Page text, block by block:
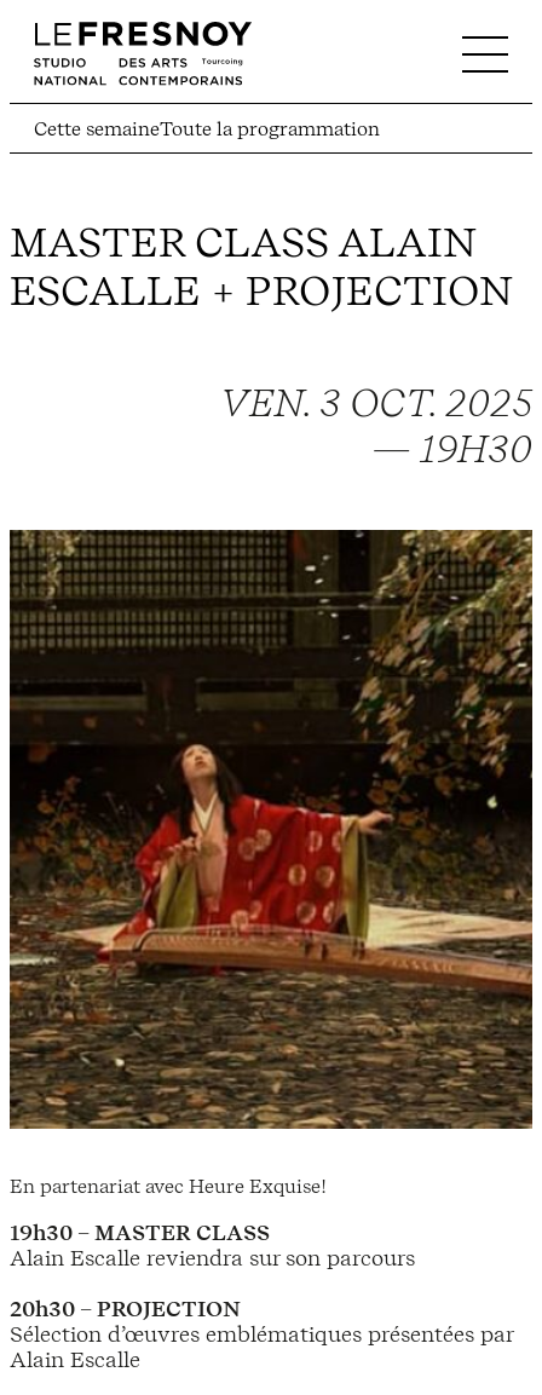
Cette semaineToute la programmation
MASTER CLASS ALAIN
ESCALLE + PROJECTION
VEN. 3 OCT. 2025
— 19H30
En partenariat avec Heure Exquise!
19h30 – MASTER CLASS
Alain Escalle reviendra sur son parcours
20h30 – PROJECTION
Sélection d’œuvres emblématiques présentées par
Alain Escalle